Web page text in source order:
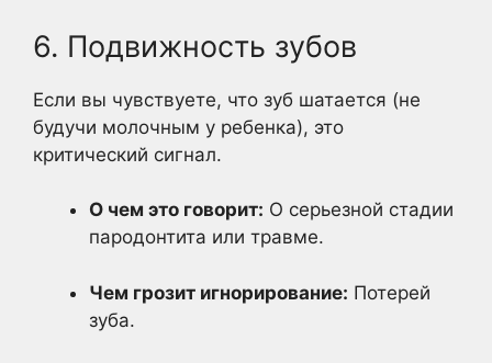
6. Подвижность зубов
Если вы чувствуете, что зуб шатается (не
будучи молочным у ребенка), это
критический сигнал.
О чем это говорит: О серьезной стадии
пародонтита или травме.
Чем грозит игнорирование: Потерей
зуба.